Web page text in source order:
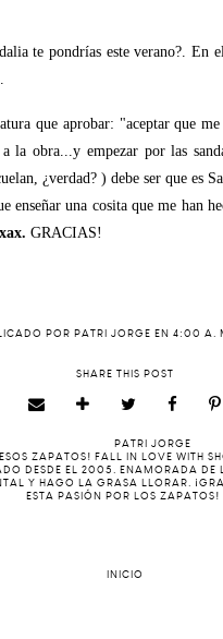
te pondrías este verano?. En
que aprobar: "aceptar que
a la obra...y empezar por las
¿verdad? ) debe ser que es
enseñar una cosita que me han
GRACIAS!
POR PATRI JORGE EN 4:00 A.
SHARE THIS POST
PATRI JORGE
ZAPATOS! FALL IN LOVE WITH
DESDE EL 2005. ENAMORADA DE
Y HAGO LA GRASA LLORAR.
ESTA PASIÓN POR LOS ZAPATOS!
INICIO